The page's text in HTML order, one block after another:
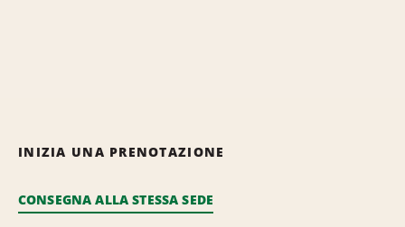
INIZIA UNA PRENOTAZIONE
CONSEGNA ALLA STESSA SEDE